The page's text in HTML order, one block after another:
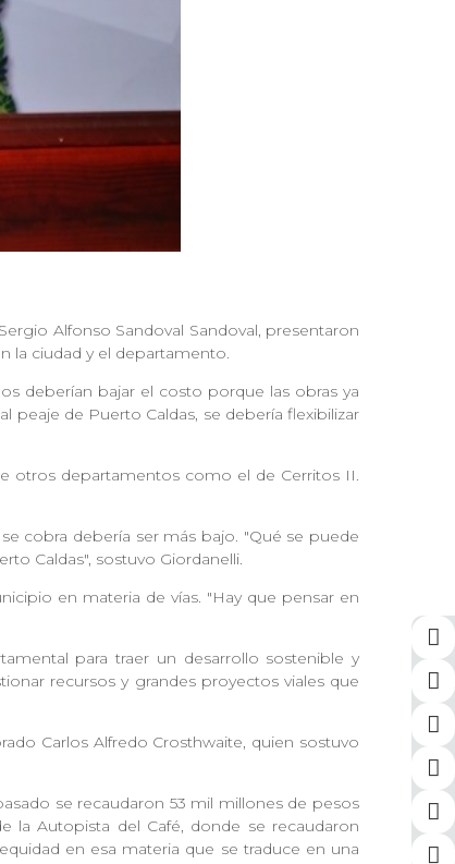
Alfonso Sandoval Sandoval, presentaron
la ciudad y el departamento.
deberían bajar el costo porque las obras ya
peaje de Puerto Caldas, se debería flexibilizar
otros departamentos como el de Cerritos II.
cobra debería ser más bajo. "Qué se puede
Caldas", sostuvo Giordanelli.
en materia de vías. "Hay que pensar en
para traer un desarrollo sostenible y
recursos y grandes proyectos viales que
Carlos Alfredo Crosthwaite, quien sostuvo
se recaudaron 53 mil millones de pesos
la Autopista del Café, donde se recaudaron
en esa materia que se traduce en una